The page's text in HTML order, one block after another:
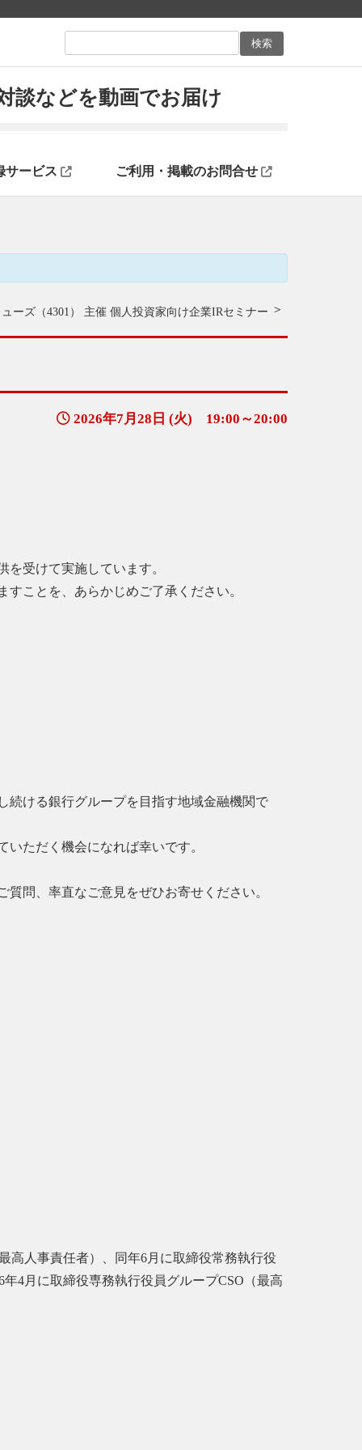
談などを動画でお届け
サービス ご利用・掲載のお問合せ
ーズ（4301） 主催 個人投資家向け企業IRセミナー
2026年7月28日 (火) 19:00～20:00
受けて実施しています。
ことを、あらかじめご了承ください。
続ける銀行グループを目指す地域金融機関で
ただく機会になれば幸いです。
問、率直なご意見をぜひお寄せください。
高人事責任者）、同年6月に取締役常務執行役
4月に取締役専務執行役員グループCSO（最高